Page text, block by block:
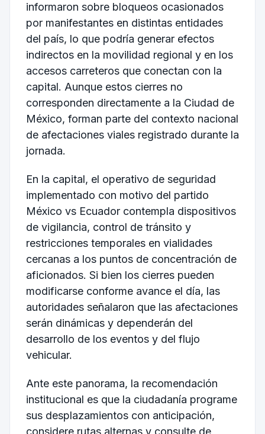
informaron sobre bloqueos ocasionados
por manifestantes en distintas entidades
del país, lo que podría generar efectos
indirectos en la movilidad regional y en los
accesos carreteros que conectan con la
capital. Aunque estos cierres no
corresponden directamente a la Ciudad de
México, forman parte del contexto nacional
de afectaciones viales registrado durante la
jornada.
En la capital, el operativo de seguridad
implementado con motivo del partido
México vs Ecuador contempla dispositivos
de vigilancia, control de tránsito y
restricciones temporales en vialidades
cercanas a los puntos de concentración de
aficionados. Si bien los cierres pueden
modificarse conforme avance el día, las
autoridades señalaron que las afectaciones
serán dinámicas y dependerán del
desarrollo de los eventos y del flujo
vehicular.
Ante este panorama, la recomendación
institucional es que la ciudadanía programe
sus desplazamientos con anticipación,
considere rutas alternas y consulte de